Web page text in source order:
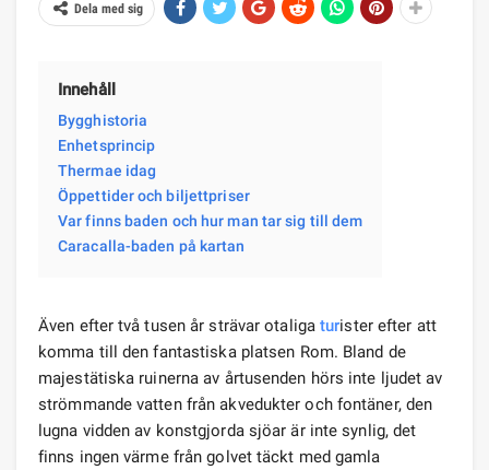
Dela med sig
Innehåll
Bygghistoria
Enhetsprincip
Thermae idag
Öppettider och biljettpriser
Var finns baden och hur man tar sig till dem
Caracalla-baden på kartan
Även efter två tusen år strävar otaliga turister efter att
komma till den fantastiska platsen Rom. Bland de
majestätiska ruinerna av årtusenden hörs inte ljudet av
strömmande vatten från akvedukter och fontäner, den
lugna vidden av konstgjorda sjöar är inte synlig, det
finns ingen värme från golvet täckt med gamla